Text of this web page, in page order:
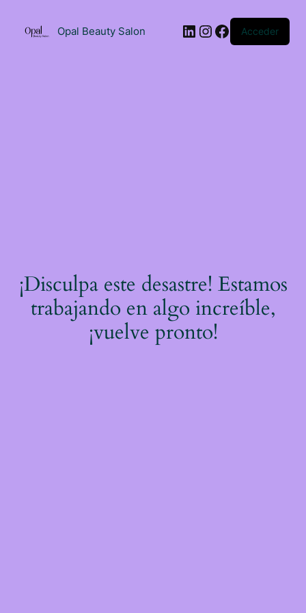
contenido
Opal Beauty Salon LinkedIn
Instagram
Facebook
Acceder
¡Disculpa este desastre! Estamos
trabajando en algo increíble,
¡vuelve pronto!